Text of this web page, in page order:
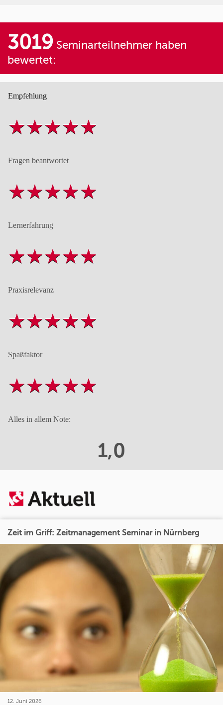
3019 Seminarteilnehmer haben
bewertet:
Empfehlung
Fragen beantwortet
Lernerfahrung
Praxisrelevanz
Spaßfaktor
Alles in allem Note:
1,0
Zeit im Griff: Zeitmanagement Seminar in Nürnberg
12. Juni 2026